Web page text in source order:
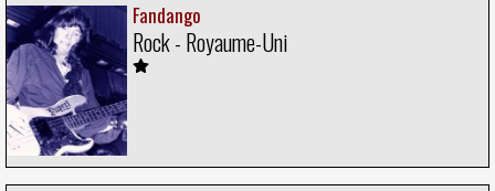
Fandango
Rock - Royaume-Uni